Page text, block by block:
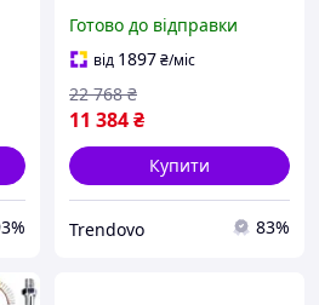
мм 2 швидкості 150-650
обхват
Готово до відправки
від 1897₴/міс
11 384₴
22 768 ₴
Купити
Trendovo 83%